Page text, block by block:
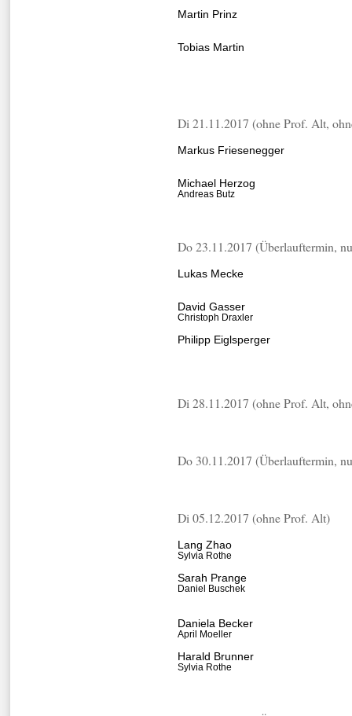
Martin Prinz
Tobias Martin
Di 21.11.2017 (ohne Prof. Alt,
Markus Friesenegger
Michael Herzog
Andreas Butz
Do 23.11.2017 (Überlauftermin,
Lukas Mecke
David Gasser
Christoph Draxler
Philipp Eiglsperger
Di 28.11.2017 (ohne Prof. Alt,
Do 30.11.2017 (Überlauftermin,
Di 05.12.2017 (ohne Prof. Alt)
Lang Zhao
Sylvia Rothe
Sarah Prange
Daniel Buschek
Daniela Becker
April Moeller
Harald Brunner
Sylvia Rothe